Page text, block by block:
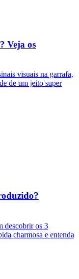
Veja os
visuais na garrafa,
de um jeito super
descobrir os 3
charmosa e entenda